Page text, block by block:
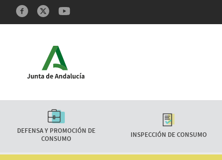
Redes sociales y Feeds
Características
DEFENSA Y PROMOCIÓN DE
CONSUMO
INSPECCIÓN DE CONSUMO